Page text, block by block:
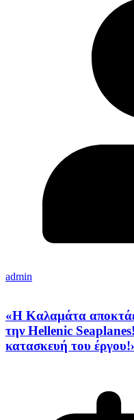
admin
«Η Καλαμάτα
την Hellenic
κατασκευή του